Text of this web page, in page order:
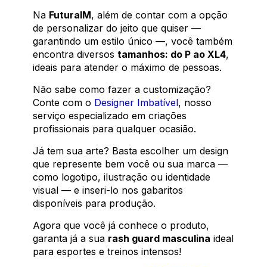
Na FuturaIM, além de contar com a opção
de personalizar do jeito que quiser —
garantindo um estilo único —, você também
encontra diversos tamanhos: do P ao XL4,
ideais para atender o máximo de pessoas.
Não sabe como fazer a customização?
Conte com o Designer Imbatível, nosso
serviço especializado em criações
profissionais para qualquer ocasião.
Já tem sua arte? Basta escolher um design
que represente bem você ou sua marca —
como logotipo, ilustração ou identidade
visual — e inseri-lo nos gabaritos
disponíveis para produção.
Agora que você já conhece o produto,
garanta já a sua rash guard masculina ideal
para esportes e treinos intensos!